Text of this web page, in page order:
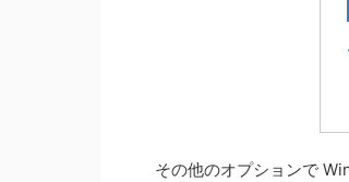
その他のオプションで